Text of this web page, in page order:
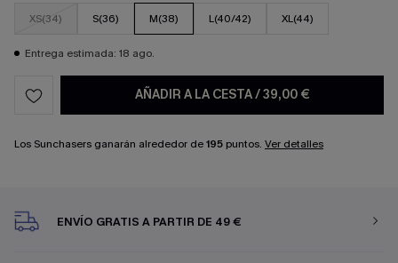
XS(34) S(36) M(38) L(40/42) XL(44)
Entrega estimada: 18 ago.
AÑADIR A LA CESTA/39,00 €
Los Sunchasers ganarán alrededor de195 puntos. Ver detalles
ENVÍO GRATIS A PARTIR DE 49 €